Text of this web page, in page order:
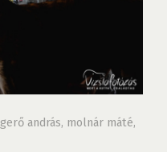
gerő andrás, molnár máté,